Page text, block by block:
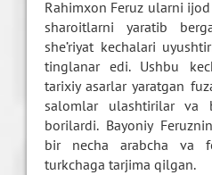
Rahimxon Feruz ularni
sharoitlarni yaratib
she’riyat kechalari
tinglanar edi. Ushbu
tarixiy asarlar yaratgan
salomlar ulashtirilar va
borilardi. Bayoniy
bir necha arabcha va
turkchaga tarjima qilgan.